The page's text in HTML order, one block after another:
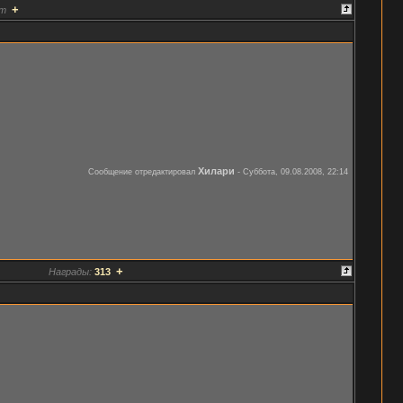
+
Сообщение отредактировал Хилари - Суббота, 09.08.2008, 22:14
Награды: 313 +